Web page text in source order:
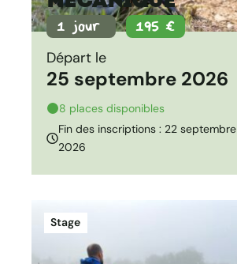
1 jour 195 €
Départ le
25 septembre 2026
8 places disponibles
Fin des inscriptions : 22 septembre
2026
RÉSERVER
Stage